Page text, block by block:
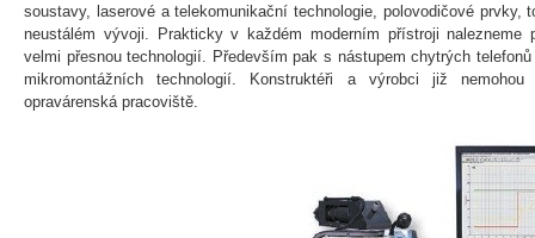
soustavy, laserové a telekomunikační technologie, polovodičové prvky,
neustálém vývoji. Prakticky v každém moderním přístroji nalezneme
velmi přesnou technologií. Především pak s nástupem chytrých
mikromontážních technologií. Konstruktéři a výrobci již
opravárenská pracoviště.